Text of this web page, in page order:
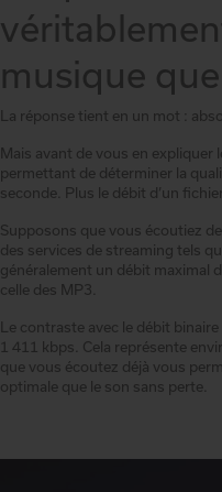
musique
La réponse tient en un mot :
Mais avant de vous en expliquer
permettant de déterminer la
seconde. Plus le débit d’un
Supposons que vous écoutiez
des services de streaming tels
généralement un débit maximal
celle des MP3.
Le contraste avec le débit
1 411 kbps. Cela représente
que vous écoutez déjà vous
optimale que le son sans perte.